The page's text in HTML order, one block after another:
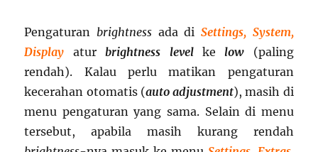
Pengaturan brightness ada di Settings, System,
Display
aturbrightness levelke low (paling
rendah). Kalau perlu matikan pengaturan
kecerahan otomatis (auto adjustment), masih di
menu pengaturan yang sama. Selain di menu
tersebut, apabila masih kurang rendah